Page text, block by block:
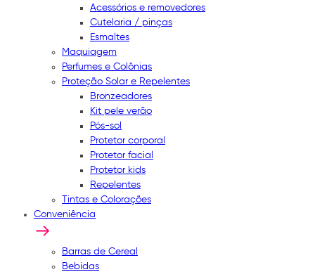
Acessórios e removedores
Cutelaria / pinças
Esmaltes
Maquiagem
Perfumes e Colônias
Proteção Solar e Repelentes
Bronzeadores
Kit pele verão
Pós-sol
Protetor corporal
Protetor facial
Protetor kids
Repelentes
Tintas e Colorações
Conveniência
Barras de Cereal
Bebidas